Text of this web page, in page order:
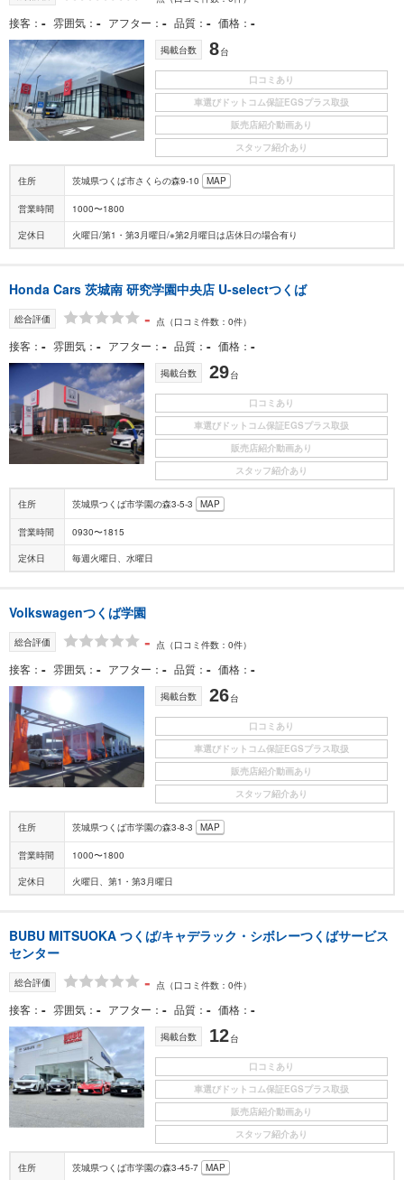
接客 - 雰囲気 - アフター - 品質 - 価格 -
掲載台数 8台
口コミあり
車選びドットコム保証EGSプラス取扱
販売店紹介動画あり
スタッフ紹介あり
住所 茨城県つくば市さくらの森9-10 MAP
営業時間 1000〜1800
定休日 火曜日/第1・第3月曜日/※第2月曜日は店休日の場合有り
Honda Cars 茨城南 研究学園中央店 U-selectつくば
総合評価 - 点 （口コミ件数：0件）
接客 - 雰囲気 - アフター - 品質 - 価格 -
掲載台数 29台
口コミあり
車選びドットコム保証EGSプラス取扱
販売店紹介動画あり
スタッフ紹介あり
住所 茨城県つくば市学園の森3-5-3 MAP
営業時間 0930〜1815
定休日 毎週火曜日、水曜日
Volkswagenつくば学園
総合評価 - 点 （口コミ件数：0件）
接客 - 雰囲気 - アフター - 品質 - 価格 -
掲載台数 26台
口コミあり
車選びドットコム保証EGSプラス取扱
販売店紹介動画あり
スタッフ紹介あり
住所 茨城県つくば市学園の森3-8-3 MAP
営業時間 1000〜1800
定休日 火曜日、第1・第3月曜日
BUBU MITSUOKA つくば/キャデラック・シボレーつくばサービス
センター
総合評価 - 点 （口コミ件数：0件）
接客 - 雰囲気 - アフター - 品質 - 価格 -
掲載台数 12台
口コミあり
車選びドットコム保証EGSプラス取扱
販売店紹介動画あり
スタッフ紹介あり
住所 茨城県つくば市学園の森3-45-7 MAP